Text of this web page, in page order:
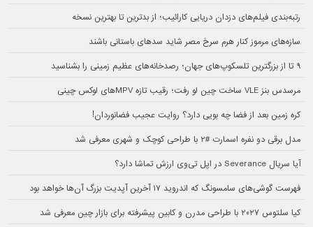
رتبه‌بندی فیلم‌های دزدان دریایی کارائیب؛ از بدترین تا بهترین نسخه
سازه‌های مرموز کنار هرم سرخ مصر شاید سدهای باستانی باشند
۹ تا از بزرگترین تلسکوپ‌های جهان؛ رصدخانه‌های عظیم زمینی را بشناسید
مرسدس بنز VLE ساخت چین لو رفت؛ رقیب تازه MPVهای لوکس چینی
کره زمین بعد از فضا چه بویی دارد؟ روایت عجیب فضانوردان!
مدل برقی دو نفره اسمارت #۲ با طراحی کوچک و شهری معرفی شد
آیا سریال Severance در اپل تی‌وی ارزش تماشا دارد؟
فهرست گوشی‌های سامسونگ که اندروید ۱۷ آخرین آپدیت بزرگ آن‌ها خواهد بود
کیا سلتوس ۲۰۲۷ با طراحی مدرن و کابین پیشرفته برای بازار چین معرفی شد